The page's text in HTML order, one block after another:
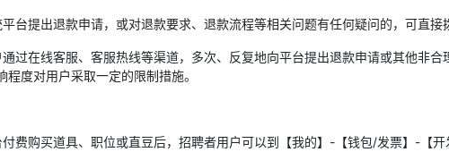
台提出退款申请，或对退款要求、退款流程等相关问题有任何疑问的，可直
过在线客服、客服热线等渠道，多次、反复地向平台提出退款申请或其他非
度对用户采取一定的限制措施。
费购买道具、职位或直豆后，招聘者用户可以到【我的】-【钱包/发票】-【